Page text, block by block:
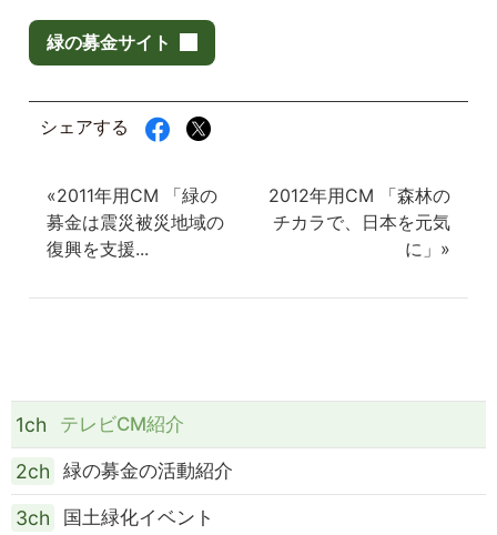
緑の募金サイト
シェアする
«2011年用CM 「緑の
募金は震災被災地域の
復興を支援...
2012年用CM 「森林の
チカラで、日本を元気
に」»
1ch テレビCM紹介
2ch 緑の募金の活動紹介
3ch 国土緑化イベント